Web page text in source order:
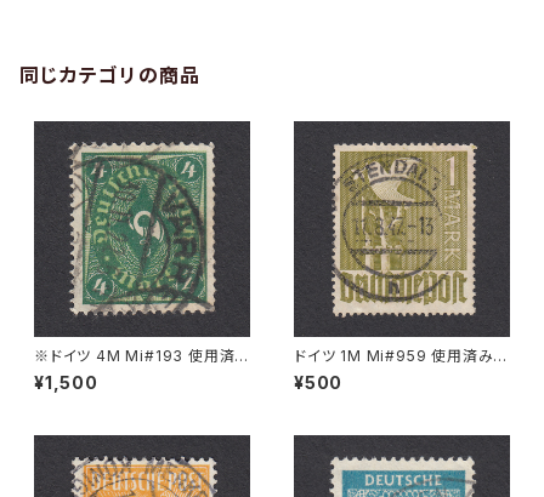
同じカテゴリの商品
※ドイツ 4M Mi#193 使用済
み切手｜VARREL 30.11.1922
¥1,500
ドイツ 1M Mi#959 使用済み切
手｜STENDAL 11.8.1947
¥500